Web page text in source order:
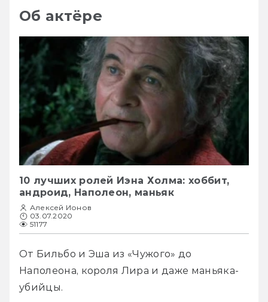
Об актёре
10 лучших ролей Иэна Холма: хоббит,
андроид, Наполеон, маньяк
Алексей Ионов
03.07.2020
51177
От Бильбо и Эша из «Чужого» до
Наполеона, короля Лира и даже маньяка-
убийцы.